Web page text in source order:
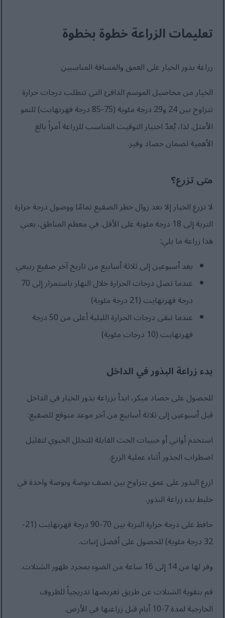
تعليمات الزراعة خطوة بخطوة
زراعة بذور الخيار على العمق والمسافة المناسبين
الخيار من محاصيل الموسم الدافئ التي تتطلب درجات حرارة
تتراوح بين 24 و29 درجة مئوية (75-85 درجة فهرنهايت) للنمو
الأمثل. لذا، يُعدّ اختيار التوقيت المناسب للزراعة أمراً بالغ
الأهمية لضمان حصاد وفير.
متى تزرع؟
لا تزرع الخيار إلا بعد زوال خطر الصقيع تمامًا ووصول درجة حرارة
التربة إلى 18 درجة مئوية على الأقل. في معظم المناطق، يعني
هذا زراعة ما يلي:
بعد أسبوعين إلى ثلاثة أسابيع من تاريخ آخر صقيع ربيعي
عندما تصل درجات الحرارة خلال النهار باستمرار إلى 70
درجة فهرنهايت (21 درجة مئوية)
عندما تبقى درجات الحرارة الليلية أعلى من 50 درجة
فهرنهايت (10 درجات مئوية)
بدء زراعة البذور في الداخل
للحصول على حصاد مبكر، ابدأ بزراعة بذور الخيار في الداخل
قبل أسبوعين إلى ثلاثة أسابيع من آخر موعد متوقع للصقيع:
استخدم أواني أو حبيبات الخث القابلة للتحلل الحيوي لتقليل
اضطراب الجذور أثناء عملية الزرع.
ازرع البذور على عمق يتراوح بين نصف بوصة وبوصة واحدة في
خليط بدء زراعة البذور.
حافظ على درجة حرارة التربة بين 70-90 درجة فهرنهايت (21-
32 درجة مئوية) للحصول على أفضل إنبات.
وفر لها من 14 إلى 16 ساعة من الضوء بمجرد ظهور الشتلات.
قم بتقوية الشتلات عن طريق تعريضها تدريجياً للظروف
الخارجية لمدة 7-10 أيام قبل زراعتها في الأرض.